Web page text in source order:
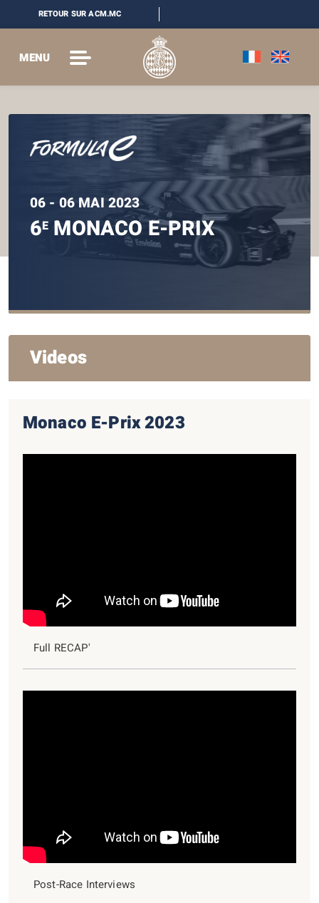
RETOUR SUR ACM.MC
MENU
06 - 06 MAI 2023
6E MONACO E-PRIX
Videos
Monaco E-Prix 2023
Full RECAP'
Post-Race Interviews